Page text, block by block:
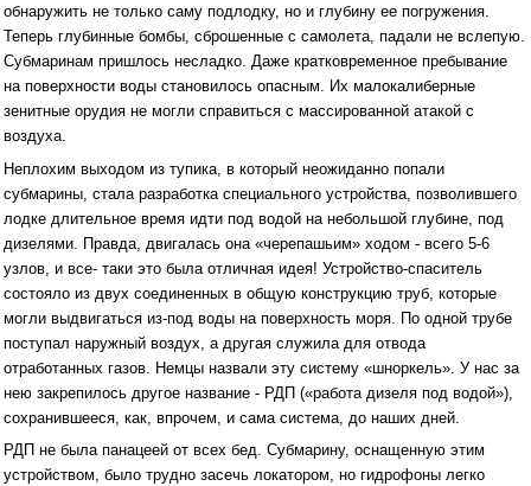
обнаружить не только саму подлодку, но и глубину ее погружения.
Теперь глубинные бомбы, сброшенные с самолета, падали не вслепую.
Субмаринам пришлось несладко. Даже кратковременное пребывание
на поверхности воды становилось опасным. Их малокалиберные
зенитные орудия не могли справиться с массированной атакой с
воздуха.
Неплохим выходом из тупика, в который неожиданно попали
субмарины, стала разработка специального устройства, позволившего
лодке длительное время идти под водой на небольшой глубине, под
дизелями. Правда, двигалась она «черепашьим» ходом - всего 5-6
узлов, и все- таки это была отличная идея! Устройство-спаситель
состояло из двух соединенных в общую конструкцию труб, которые
могли выдвигаться из-под воды на поверхность моря. По одной трубе
поступал наружный воздух, а другая служила для отвода
отработанных газов. Немцы назвали эту систему «шноркель». У нас за
нею закрепилось другое название - РДП («работа дизеля под водой»),
сохранившееся, как, впрочем, и сама система, до наших дней.
РДП не была панацеей от всех бед. Субмарину, оснащенную этим
устройством, было трудно засечь локатором, но гидрофоны легко